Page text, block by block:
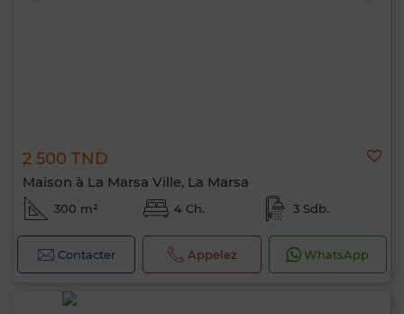
2 500 TND
Maison à La Marsa Ville, La Marsa
300 m² 4 Ch. 3 Sdb.
Contacter Appelez WhatsApp